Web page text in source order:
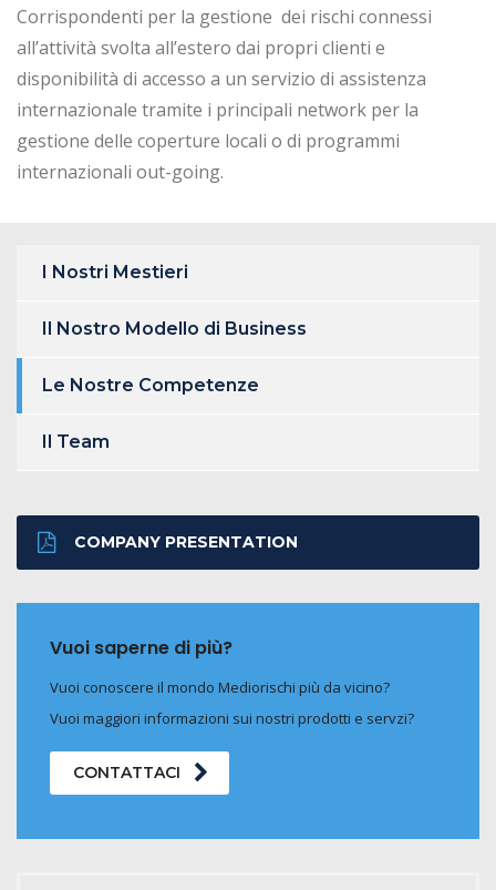
Corrispondenti per la gestione dei rischi connessi
all’attività svolta all’estero dai propri clienti e
disponibilità di accesso a un servizio di assistenza
internazionale tramite i principali network per la
gestione delle coperture locali o di programmi
internazionali out-going.
I Nostri Mestieri
Il Nostro Modello di Business
Le Nostre Competenze
Il Team
COMPANY PRESENTATION
Vuoi saperne di più?
Vuoi conoscere il mondo Mediorischi più da vicino?
Vuoi maggiori informazioni sui nostri prodotti e servzi?
CONTATTACI